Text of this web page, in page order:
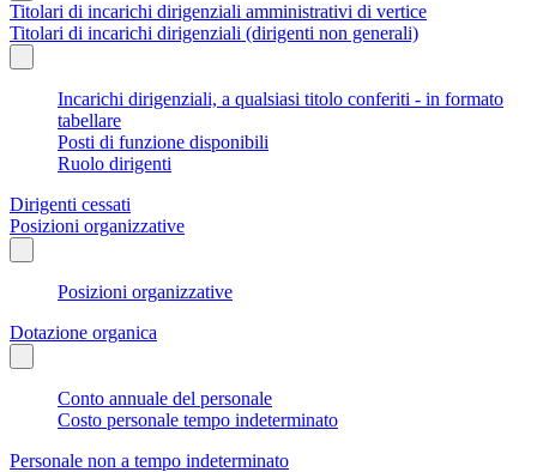
Titolari di incarichi dirigenziali amministrativi di vertice
Titolari di incarichi dirigenziali (dirigenti non generali)
Incarichi dirigenziali, a qualsiasi titolo conferiti - in formato
tabellare
Posti di funzione disponibili
Ruolo dirigenti
Dirigenti cessati
Posizioni organizzative
Posizioni organizzative
Dotazione organica
Conto annuale del personale
Costo personale tempo indeterminato
Personale non a tempo indeterminato